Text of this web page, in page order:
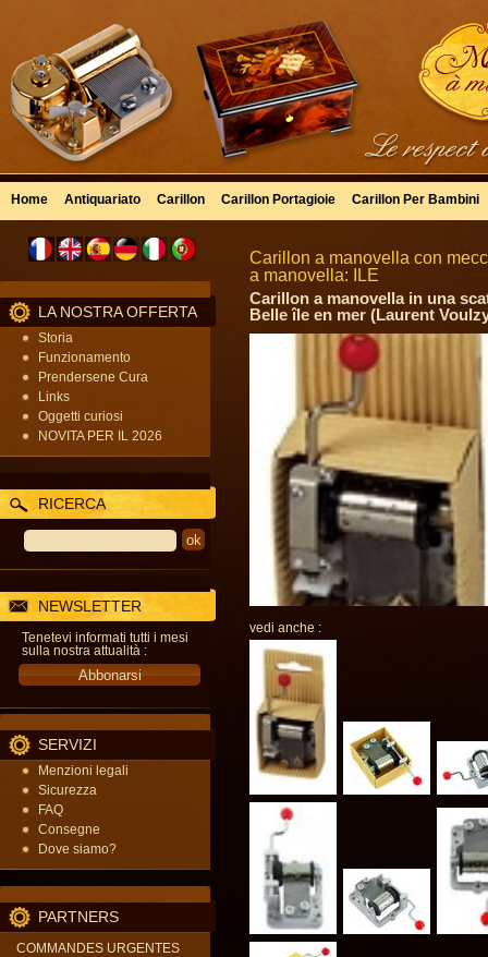
Home Antiquariato Carillon Carillon Portagioie Carillon Per Bambini
LA NOSTRA OFFERTA
Storia
Funzionamento
Prendersene Cura
Links
Oggetti curiosi
NOVITA PER IL 2026
RICERCA
NEWSLETTER
Tenetevi informati tutti i mesi
sulla nostra attualità :
SERVIZI
Menzioni legali
Sicurezza
FAQ
Consegne
Dove siamo?
PARTNERS
COMMANDES URGENTES
Carillon a manovella con
a manovella: ILE
Carillon a manovella in una
Belle île en mer (Laurent
vedi anche :